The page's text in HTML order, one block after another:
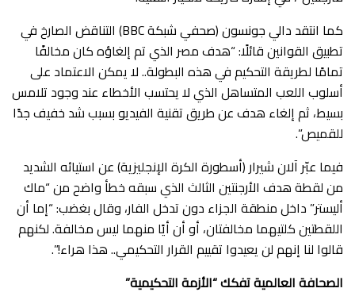
​كما انتقد دالي جونسون (صحفي شبكة BBC) التناقض الصارخ في
تطبيق القوانين قائلًا: “هدف مصر الذي تم إلغاؤه كان مخالفًا
تمامًا لطريقة التحكيم في هذه البطولة.. لا يمكن الاعتماد على
أسلوب اللعب المتساهل الذي لا يحتسب الأخطاء عند وجود تلامس
بسيط، ثم إلغاء هدف عن طريق تقنية الفيديو بسبب شد خفيف جدًا
للقميص”.
​فيما عبّر آلان شيرار (أسطورة الكرة الإنجليزية) عن استيائه الشديد
من لقطة هدف الأرجنتين الثالث الذي سبقه خطأ واضح من “ماك
أليستر” داخل منطقة الجزاء دون تدخل الفار، وقال بغضب: “إما أن
اللقطتين كلتيهما مخالفتان، أو أن أيًا منهما ليس مخالفة. لكنهم
قالوا لنا إنهم لن يعيدوا تقييم القرار التحكيمي.. هذا هراء!”.
الصحافة العالمية تفكك “الأزمة التحكيمية”